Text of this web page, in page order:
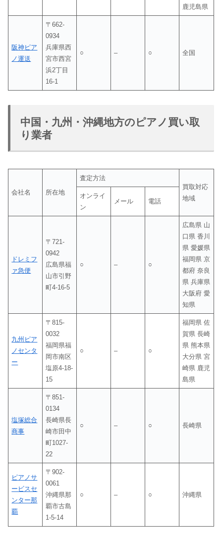
鹿児島県
阪神ピア
ノ運送
〒662-
0934
兵庫県西
宮市西宮
浜2丁目
16-1
○ – ○ 全国
中国・九州・沖縄地方のピアノ買い取
り業者
会社名 所在地
査定方法
買取対応
地域
オンライ
ン
メール 電話
ドレミフ
ァ急便
〒721-
0942
広島県福
山市引野
町4-16-5
○ – ○
広島県 山
口県 香川
県 愛媛県
福岡県 京
都府 奈良
県 兵庫県
大阪府 愛
知県
九州ピア
ノセンタ
ー
〒815-
0032
福岡県福
岡市南区
塩原4-18-
15
○ – ○
福岡県 佐
賀県 長崎
県 熊本県
大分県 宮
崎県 鹿児
島県
塩塚総合
商事
〒851-
0134
長崎県長
崎市田中
町1027-
22
○ – ○ 長崎県
ピアノサ
ービスセ
ンター那
覇
〒902-
0061
沖縄県那
覇市古島
1-5-14
○ – ○ 沖縄県